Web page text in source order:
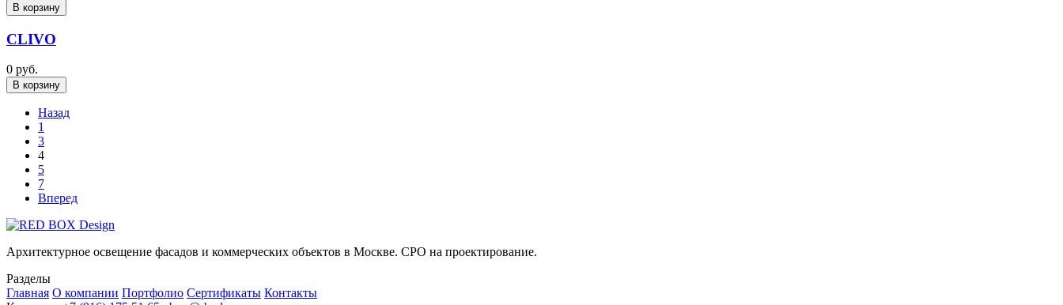
В корзину
CLIVO
0 руб.
В корзину
Назад
1
3
4
5
7
Вперед
Архитектурное освещение фасадов и коммерческих объектов в Москве. СРО на проектирование.
Разделы
Главная О компании Портфолио Сертификаты Контакты